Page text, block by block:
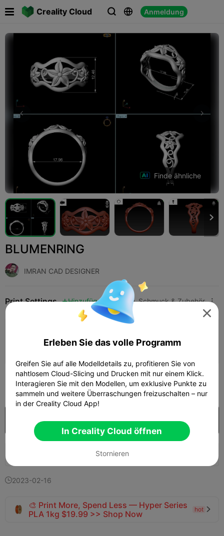
Creality Cloud   Anmeldung
 
Finde ähnliche

BLUMENRING
IMRAN CAD DESIGNER
Print Settings Hinzufügen Mode  Schmuck & Zubehör 
Mehr Punkte verdienen
150 
Kaufen
2023-02-16
🎨 Print More, Spend Less — Hyper Series
PLA 1kg $19.99 >> Shop Now
hot 

Erleben Sie das volle Programm
Greifen Sie auf alle Modelldetails zu, profitieren Sie von
nahtlosem Cloud-Slicing und Drucken mit nur einem Klick.
Interagieren Sie mit den Modellen, um exklusive Punkte zu
sammeln und weitere Überraschungen freizuschalten – nur
in der Creality Cloud App!
In Creality Cloud öffnen
Stornieren